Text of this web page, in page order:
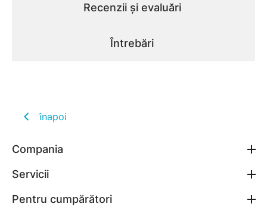
Recenzii și evaluări
Întrebări
înapoi
Compania
Servicii
Pentru cumpărători